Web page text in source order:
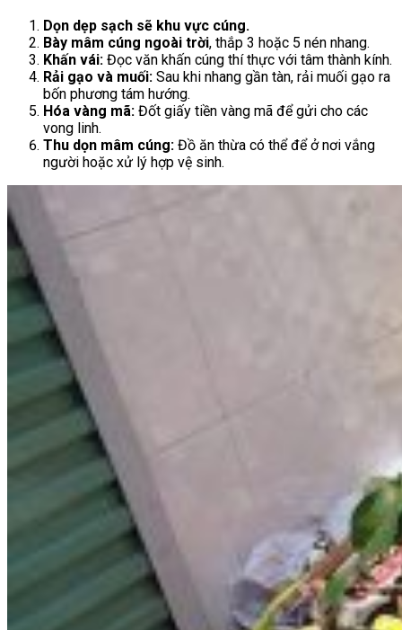
Dọn dẹp sạch sẽ khu vực cúng.
Bày mâm cúng ngoài trời, thắp 3 hoặc 5 nén nhang.
Khấn vái: Đọc văn khấn cúng thí thực với tâm thành kính.
Rải gạo và muối: Sau khi nhang gần tàn, rải muối gạo ra
bốn phương tám hướng.
Hóa vàng mã: Đốt giấy tiền vàng mã để gửi cho các
vong linh.
Thu dọn mâm cúng: Đồ ăn thừa có thể để ở nơi vắng
người hoặc xử lý hợp vệ sinh.